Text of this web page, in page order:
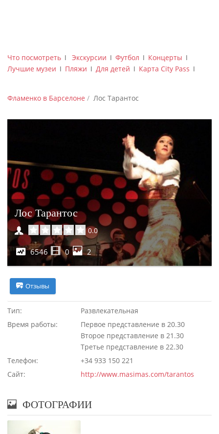
Что посмотреть ǀ Экскурсии ǀ Футбол ǀ Концерты ǀ
Лучшие музеи ǀ Пляжи ǀ Для детей ǀ Карта City Pass ǀ
Фламенко в Барселоне Лос Тарантос
Лос Тарантос
0.0
6546 0 2
Отзывы
Тип:
Развлекательная
Время работы:
Первое представление в 20.30
Второе представление в 21.30
Третье представление в 22.30
Телефон:
+34 933 150 221
Сайт:
http://www.masimas.com/tarantos
ФОТОГРАФИИ